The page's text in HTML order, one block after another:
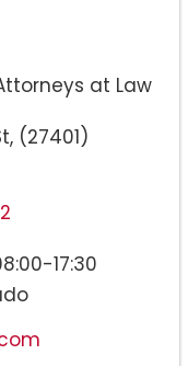
at Law
(27401)
17:30